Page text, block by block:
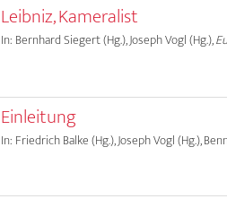
Leibniz, Kameralist
In: Bernhard Siegert (Hg.), Joseph Vogl (Hg.),
Einleitung
In: Friedrich Balke (Hg.), Joseph Vogl (Hg.),